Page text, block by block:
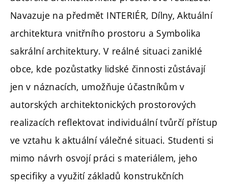
Navazuje na předmět INTERIÉR, Dílny, Aktuální
architektura vnitřního prostoru a Symbolika
sakrální architektury. V reálné situaci zaniklé
obce, kde pozůstatky lidské činnosti zůstávají
jen v náznacích, umožňuje účastníkům v
autorských architektonických prostorových
realizacích reflektovat individuální tvůrčí přístup
ve vztahu k aktuální válečné situaci. Studenti si
mimo návrh osvojí práci s materiálem, jeho
specifiky a využití základů konstrukčních